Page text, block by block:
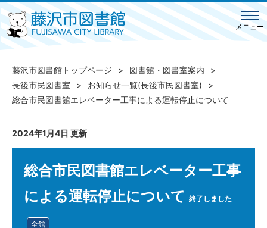
メニュー
藤沢市図書館トップページ
図書館・図書室案内
長後市民図書室
お知らせ一覧(長後市民図書室)
総合市民図書館エレベーター工事による運転停止について
2024年1月4日 更新
総合市民図書館エレベーター工事
による運転停止について
終了しました
全館